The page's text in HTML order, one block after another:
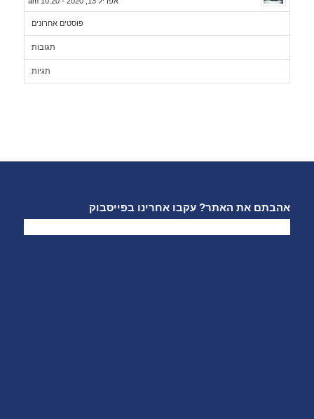
פוסטים אחרונים
תגובות
תגיות
אהבתם את האתר? עקבו אחרינו בפייסבוק